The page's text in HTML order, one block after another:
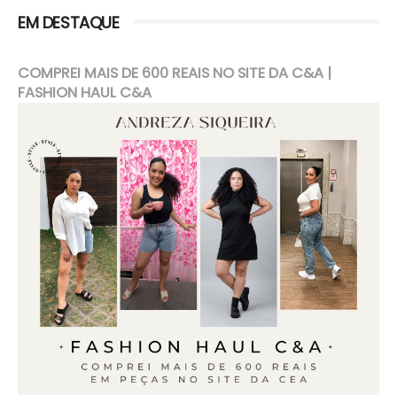
EM DESTAQUE
COMPREI MAIS DE 600 REAIS NO SITE DA C&A |
FASHION HAUL C&A